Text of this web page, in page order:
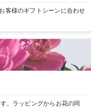
客様のギフトシーンに合わせ
。ラッピングからお花の同